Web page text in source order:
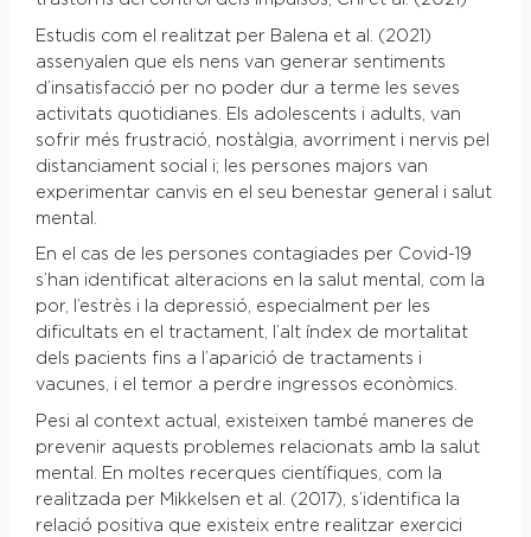
Estudis com el realitzat per Balena et al. (2021)
assenyalen que els nens van generar sentiments
d’insatisfacció per no poder dur a terme les seves
activitats quotidianes. Els adolescents i adults, van
sofrir més frustració, nostàlgia, avorriment i nervis pel
distanciament social i; les persones majors van
experimentar canvis en el seu benestar general i salut
mental.
En el cas de les persones contagiades per Covid-19
s’han identificat alteracions en la salut mental, com la
por, l’estrès i la depressió, especialment per les
dificultats en el tractament, l’alt índex de mortalitat
dels pacients fins a l’aparició de tractaments i
vacunes, i el temor a perdre ingressos econòmics.
Pesi al context actual, existeixen també maneres de
prevenir aquests problemes relacionats amb la salut
mental. En moltes recerques científiques, com la
realitzada per Mikkelsen et al. (2017), s’identifica la
relació positiva que existeix entre realitzar exercici